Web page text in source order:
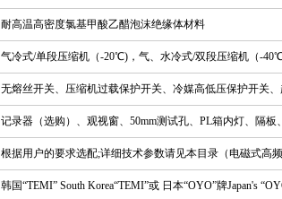
耐高温高密度氯基甲酸乙醋泡沫绝缘体材料
气冷式/单段压缩机（-20℃)，气、水冷式/双段压缩机（-
无熔丝开关、压缩机过载保护开关、冷媒高低压保护开关
记录器（选购）、观视窗、50mm测试孔、PL箱内灯、隔板
根据用户的要求选配;详细技术参数请见本目录（电磁式高频
韩国“TEMI” South Korea“TEMI”或 日本“OYO”牌Japan's